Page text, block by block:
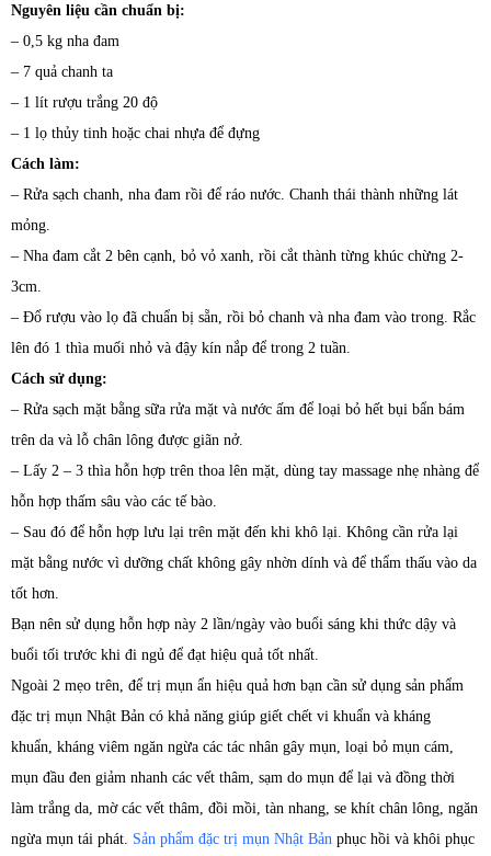
Nguyên liệu cần chuẩn bị:
– 0,5 kg nha đam
– 7 quả chanh ta
– 1 lít rượu trắng 20 độ
– 1 lọ thủy tinh hoặc chai nhựa để đựng
Cách làm:
– Rửa sạch chanh, nha đam rồi để ráo nước. Chanh thái thành những lát
mỏng.
– Nha đam cắt 2 bên cạnh, bỏ vỏ xanh, rồi cắt thành từng khúc chừng 2-
3cm.
– Đổ rượu vào lọ đã chuẩn bị sẵn, rồi bỏ chanh và nha đam vào trong. Rắc
lên đó 1 thìa muối nhỏ và đậy kín nắp để trong 2 tuần.
Cách sử dụng:
– Rửa sạch mặt bằng sữa rửa mặt và nước ấm để loại bỏ hết bụi bẩn bám
trên da và lỗ chân lông được giãn nở.
– Lấy 2 – 3 thìa hỗn hợp trên thoa lên mặt, dùng tay massage nhẹ nhàng để
hỗn hợp thấm sâu vào các tế bào.
– Sau đó để hỗn hợp lưu lại trên mặt đến khi khô lại. Không cần rửa lại
mặt bằng nước vì dưỡng chất không gây nhờn dính và để thẩm thấu vào da
tốt hơn.
Bạn nên sử dụng hỗn hợp này 2 lần/ngày vào buổi sáng khi thức dậy và
buổi tối trước khi đi ngủ để đạt hiệu quả tốt nhất.
Ngoài 2 mẹo trên, để trị mụn ẩn hiệu quả hơn bạn cần sử dụng sản phẩm
đặc trị mụn Nhật Bản có khả năng giúp giết chết vi khuẩn và kháng
khuẩn, kháng viêm ngăn ngừa các tác nhân gây mụn, loại bỏ mụn cám,
mụn đầu đen giảm nhanh các vết thâm, sạm do mụn để lại và đồng thời
làm trắng da, mờ các vết thâm, đồi mồi, tàn nhang, se khít chân lông, ngăn
ngừa mụn tái phát. Sản phẩm đặc trị mụn Nhật Bản phục hồi và khôi phục